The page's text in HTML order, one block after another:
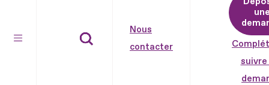
Nous
contacter
suivre